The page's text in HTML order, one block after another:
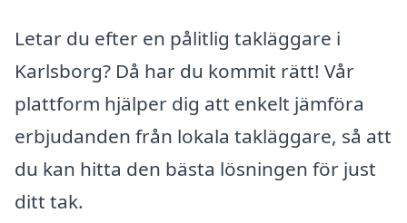
Letar du efter en pålitlig takläggare i
Karlsborg? Då har du kommit rätt! Vår
plattform hjälper dig att enkelt jämföra
erbjudanden från lokala takläggare, så att
du kan hitta den bästa lösningen för just
ditt tak.